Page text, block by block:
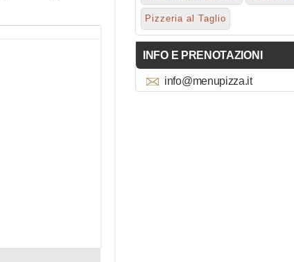
Pizzeria al Taglio
INFO E PRENOTAZIONI
info@menupizza.it